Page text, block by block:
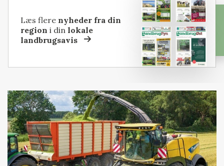
Læs flere nyheder fra din
region i dinlokale
landbrugsavis